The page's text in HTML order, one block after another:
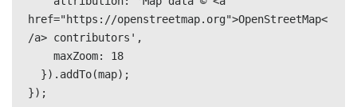
href="https://openstreetmap.org">OpenStreetMap<
/a> contributors',